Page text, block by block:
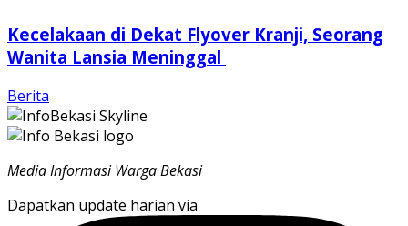
Kecelakaan di Dekat Flyover Kranji, Seorang
Wanita Lansia Meninggal
Berita
Media Informasi Warga Bekasi
Dapatkan update harian via